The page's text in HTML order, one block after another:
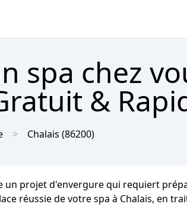
spa chez
&
Chalais (86200)
un projet d'envergure qui requiert
réussie de votre spa à Chalais, en